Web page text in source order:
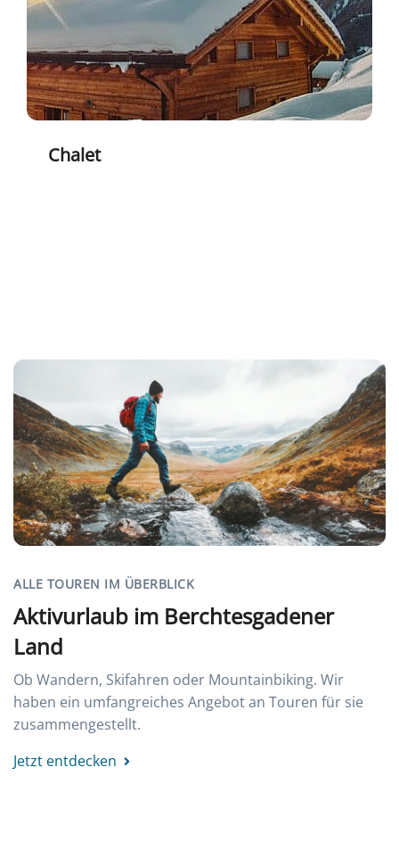
Chalet
ALLE TOUREN IM ÜBERBLICK
Aktivurlaub im Berchtesgadener
Land
Ob Wandern, Skifahren oder Mountainbiking. Wir
haben ein umfangreiches Angebot an Touren für sie
zusammengestellt.
Jetzt entdecken